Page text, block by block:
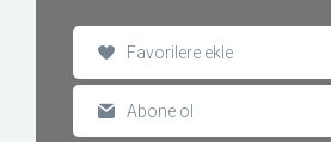
Favorilere ekle
Abone ol